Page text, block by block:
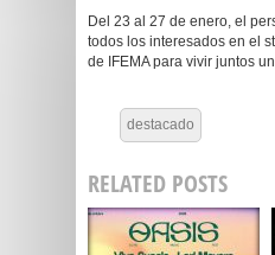
Del 23 al 27 de enero, el
todos los interesados en el
de IFEMA para vivir juntos
destacado
RELATED POSTS